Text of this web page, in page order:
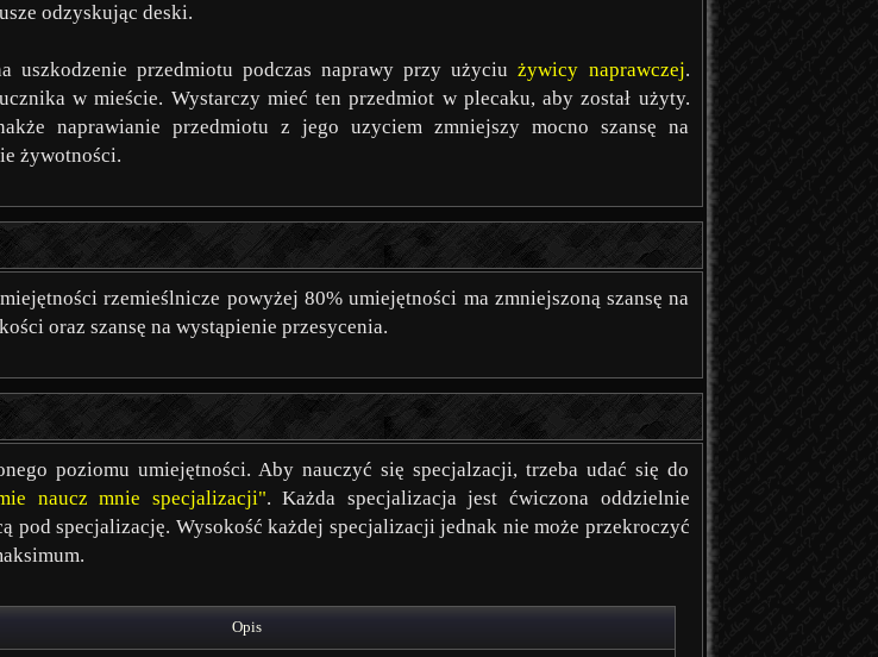
odzyskując deski.
uszkodzenie przedmiotu podczas naprawy przy użyciużywicy naprawczej.
w mieście. Wystarczy mieć ten przedmiot w plecaku, aby został użyty.
naprawianie przedmiotu z jego uzyciem zmniejszy mocno szansę na
żywotności.
rzemieślnicze powyżej 80% umiejętności ma zmniejszoną szansę na
oraz szansę na wystąpienie przesycenia.
poziomu umiejętności. Aby nauczyć się specjalzacji, trzeba udać się do
naucz mnie specjalizacji". Każda specjalizacja jest ćwiczona oddzielnie
pod specjalizację. Wysokość każdej specjalizacji jednak nie może przekroczyć
Opis